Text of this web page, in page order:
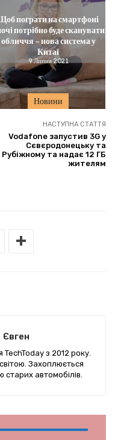
Новини
пограти на смартфоні
потрібно буде сканувати
обличчя – нова система у
Китаї
9 Липня 2021
НАСТУПНА СТАТТЯ
Vodafone запустив 3G у
Сєвєродонецьку та
Рубіжному та надає 12 ГБ
жителям
Євген
з 2012 року.
Захоплюється
старих автомобілів.